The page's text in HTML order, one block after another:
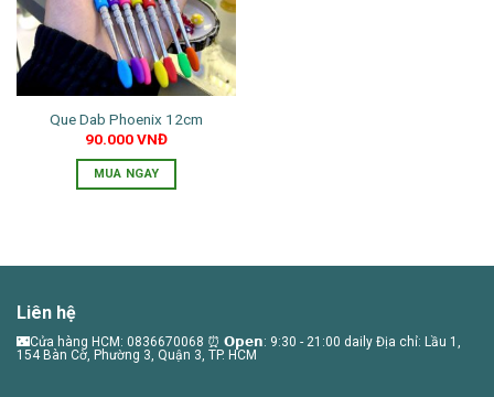
Que Dab Phoenix 12cm
90.000VNĐ
MUA NGAY
có
thể.
Các
Liên hệ
🌃Cửa hàng HCM: 0836670068 ⏰ 𝗢𝗽𝗲𝗻: 9:30 - 21:00 daily Địa chỉ: Lầu 1,
154 Bàn Cờ, Phường 3, Quận 3, TP. HCM